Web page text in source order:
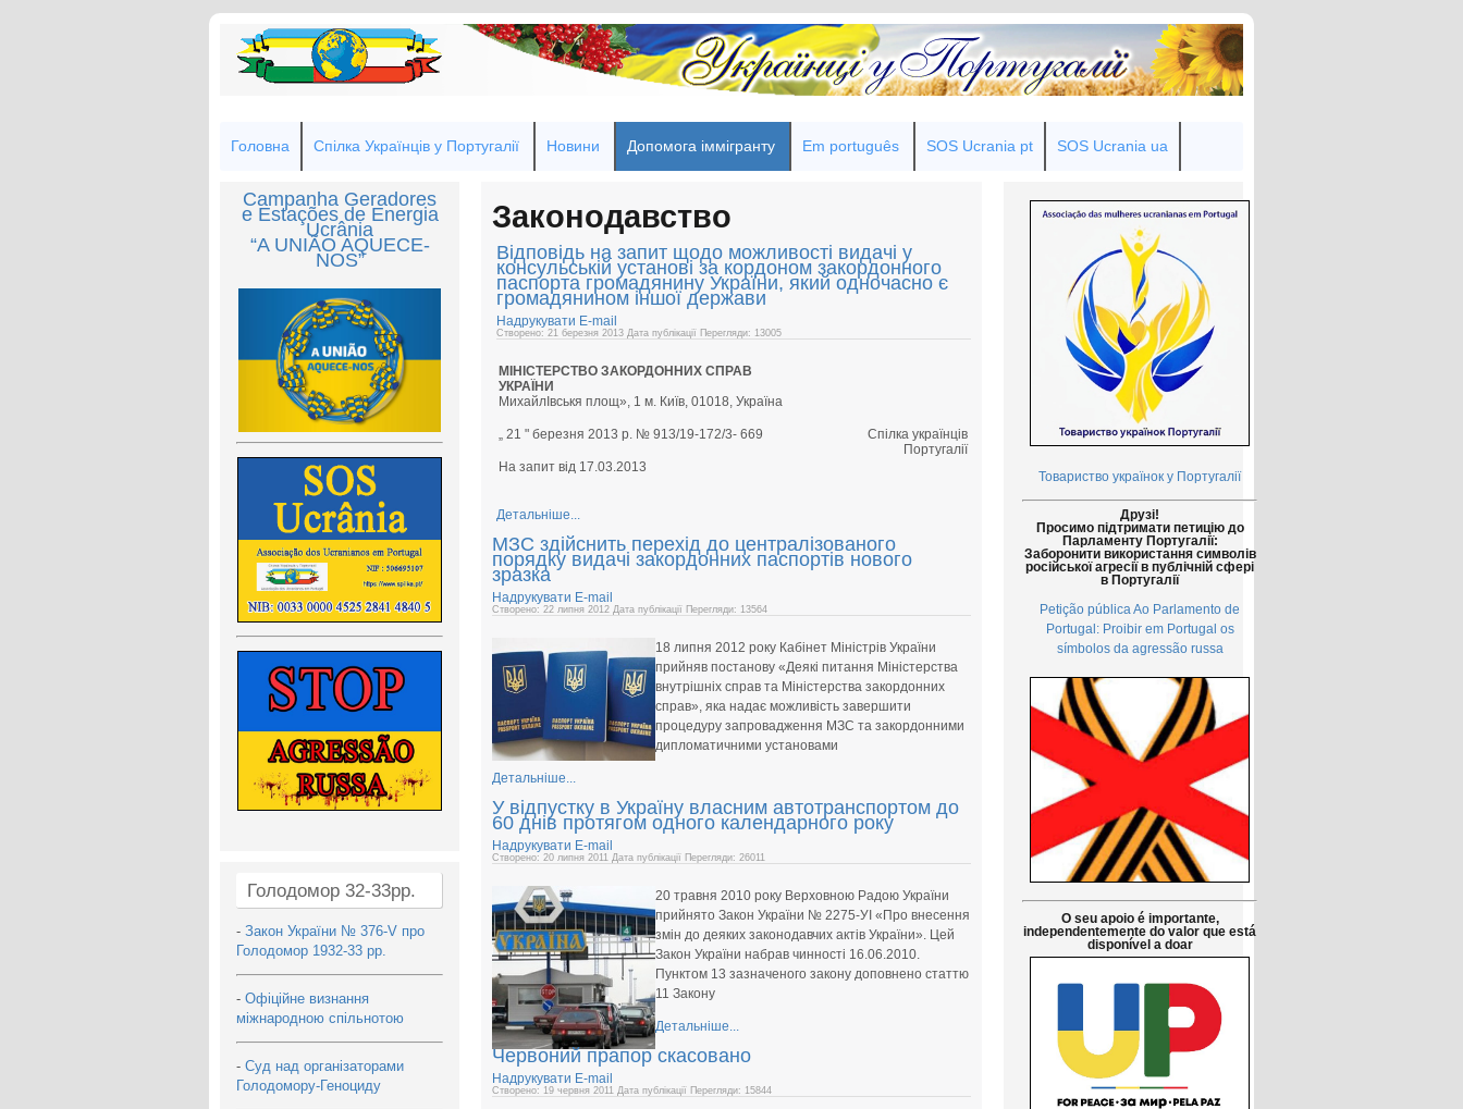
Головна Спілка Українців у Португалії Новини Допомога іммігранту Em português SOS Ucrania pt SOS Ucrania ua
Campanha Geradores
e Estações de Energia
Ucrânia
“A UNIÃO AQUECE-
NOS”
Голодомор 32-33рр.
- Закон України № 376-V про
Голодомор 1932-33 рр.
- Офіційне визнання
міжнародною спільнотою
- Суд над організаторами
Голодомору-Геноциду
Законодавство
Відповідь на запит щодо можливості видачі у
консульській установі за кордоном закордонного
паспорта громадянину України, який одночасно є
громадянином іншої держави
Надрукувати E-mail
Створено: 21 березня 2013 Дата публікації Перегляди: 13005
МІНІСТЕРСТВО ЗАКОРДОННИХ СПРАВ
УКРАЇНИ
МихайлІвськя площ», 1 м. Київ, 01018, Україна
„ 21 " березня 2013 p. № 913/19-172/3- 669
На запит від 17.03.2013
Спілка українців
Португалії
Детальніше...
МЗС здійснить перехід до централізованого
порядку видачі закордонних паспортів нового
зразка
Надрукувати E-mail
Створено: 22 липня 2012 Дата публікації Перегляди: 13564
18 липня 2012 року Кабінет Міністрів України
прийняв постанову «Деякі питання Міністерства
внутрішніх справ та Міністерства закордонних
справ», яка надає можливість завершити
процедуру запровадження МЗС та закордонними
дипломатичними установами
Детальніше...
У відпустку в Україну власним автотранспортом до
60 днів протягом одного календарного року
Надрукувати E-mail
Створено: 20 липня 2011 Дата публікації Перегляди: 26011
20 травня 2010 року Верховною Радою України
прийнято Закон України № 2275-УІ «Про внесення
змін до деяких законодавчих актів України». Цей
Закон України набрав чинності 16.06.2010.
Пунктом 13 зазначеного закону доповнено статтю
11 Закону
Детальніше...
Червоний прапор скасовано
Надрукувати E-mail
Створено: 19 червня 2011 Дата публікації Перегляди: 15844
Товариство українок у Португалії
Друзі!
Просимо підтримати петицію до
Парламенту Португалії:
Заборонити використання символів
російської агресії в публічній сфері
в Португалії
Petição pública Ao Parlamento de
Portugal: Proibir em Portugal os
símbolos da agressão russa
O seu apoio é importante,
independentemente do valor que está
disponível a doar